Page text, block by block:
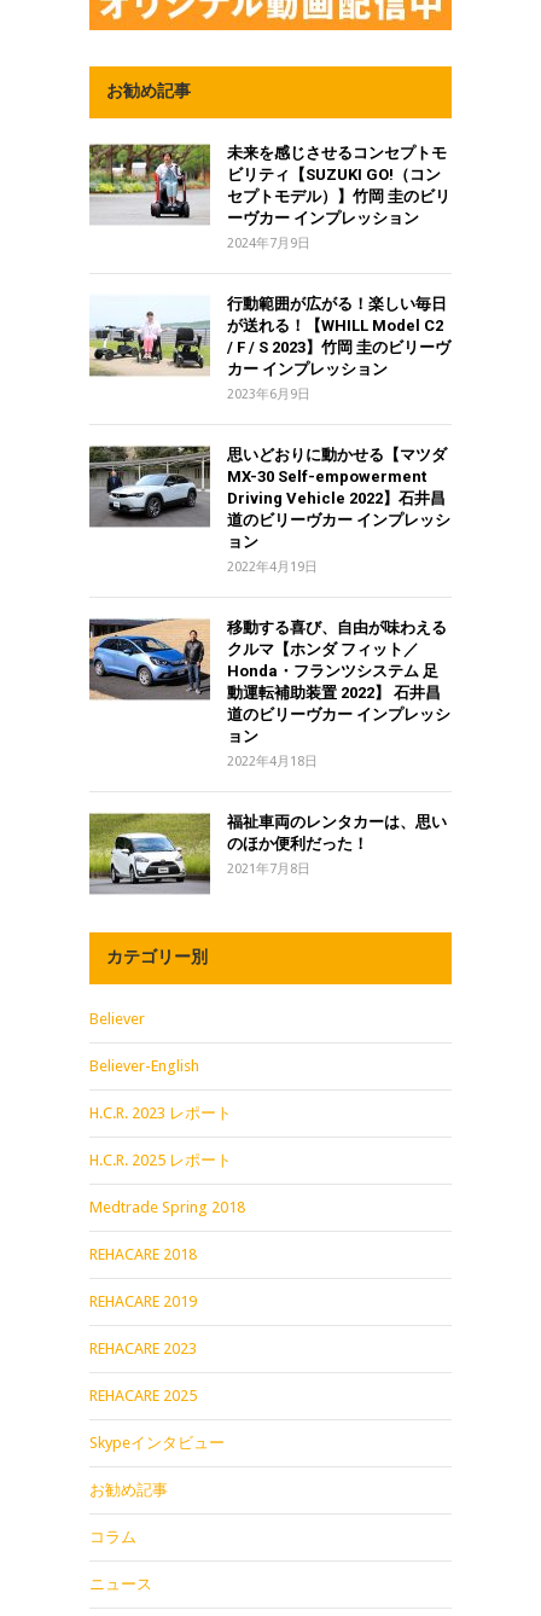
お勧め記事
未来を感じさせるコンセプトモ
ビリティ【SUZUKI GO!（コン
セプトモデル）】竹岡 圭のビリ
ーヴカー インプレッション
2024年7月9日
行動範囲が広がる！楽しい毎日
が送れる！【WHILL Model C2
/ F / S 2023】竹岡 圭のビリーヴ
カー インプレッション
2023年6月9日
思いどおりに動かせる【マツダ
MX-30 Self-empowerment
Driving Vehicle 2022】石井昌
道のビリーヴカー インプレッシ
ョン
2022年4月19日
移動する喜び、自由が味わえる
クルマ【ホンダ フィット／
Honda・フランツシステム 足
動運転補助装置 2022】 石井昌
道のビリーヴカー インプレッシ
ョン
2022年4月18日
福祉車両のレンタカーは、思い
のほか便利だった！
2021年7月8日
カテゴリー別
Believer
Believer-English
H.C.R. 2023 レポート
H.C.R. 2025 レポート
Medtrade Spring 2018
REHACARE 2018
REHACARE 2019
REHACARE 2023
REHACARE 2025
Skypeインタビュー
お勧め記事
コラム
ニュース